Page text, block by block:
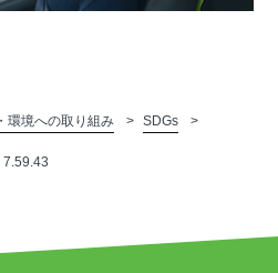
環境への取り組み SDGs